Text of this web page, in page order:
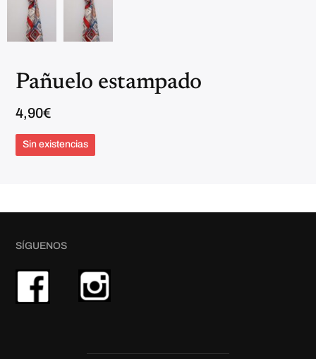
Pañuelo estampado
4,90€
Sin existencias
SÍGUENOS